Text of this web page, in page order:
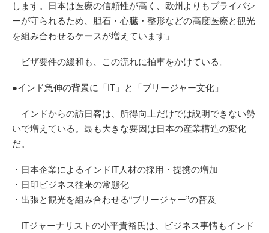
します。日本は医療の信頼性が高く、欧州よりもプライバシ
ーが守られるため、胆石・心臓・整形などの高度医療と観光
を組み合わせるケースが増えています」
ビザ要件の緩和も、この流れに拍車をかけている。
●インド急伸の背景に「IT」と「ブリージャー文化」
インドからの訪日客は、所得向上だけでは説明できない勢
いで増えている。最も大きな要因は日本の産業構造の変化
だ。
・日本企業によるインドIT人材の採用・提携の増加
・日印ビジネス往来の常態化
・出張と観光を組み合わせる“ブリージャー”の普及
ITジャーナリストの小平貴裕氏は、ビジネス事情もインド